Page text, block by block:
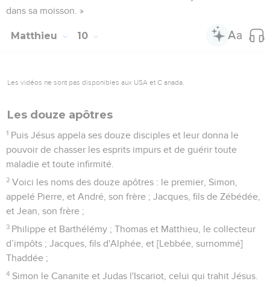
dans sa moisson. »
Matthieu 10
Les vidéos ne sont pas disponibles aux USA et C anada.
Les douze apôtres
1 Puis Jésus appela ses douze disciples et leur donna le
pouvoir de chasser les esprits impurs et de guérir toute
maladie et toute infirmité.
2 Voici les noms des douze apôtres : le premier, Simon,
appelé Pierre, et André, son frère ; Jacques, fils de Zébédée,
et Jean, son frère ;
3 Philippe et Barthélémy ; Thomas et Matthieu, le collecteur
d’impôts ; Jacques, fils d'Alphée, et [Lebbée, surnommé]
Thaddée ;
4 Simon le Cananite et Judas l'Iscariot, celui qui trahit Jésus.